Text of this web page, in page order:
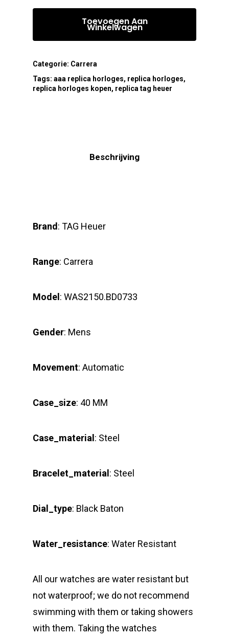
Toevoegen Aan
Winkelwagen
Categorie: Carrera
Tags: aaa replica horloges, replica horloges,
replica horloges kopen, replica tag heuer
Beschrijving
Brand : TAG Heuer
Range: Carrera
Model : WAS2150.BD0733
Gender: Mens
Movement: Automatic
Case_size: 40 MM
Case_material : Steel
Bracelet_material : Steel
Dial_type: Black Baton
Water_resistance: Water Resistant
All our watches are water resistant but
not waterproof; we do not recommend
swimming with them or taking showers
with them. Taking the watches